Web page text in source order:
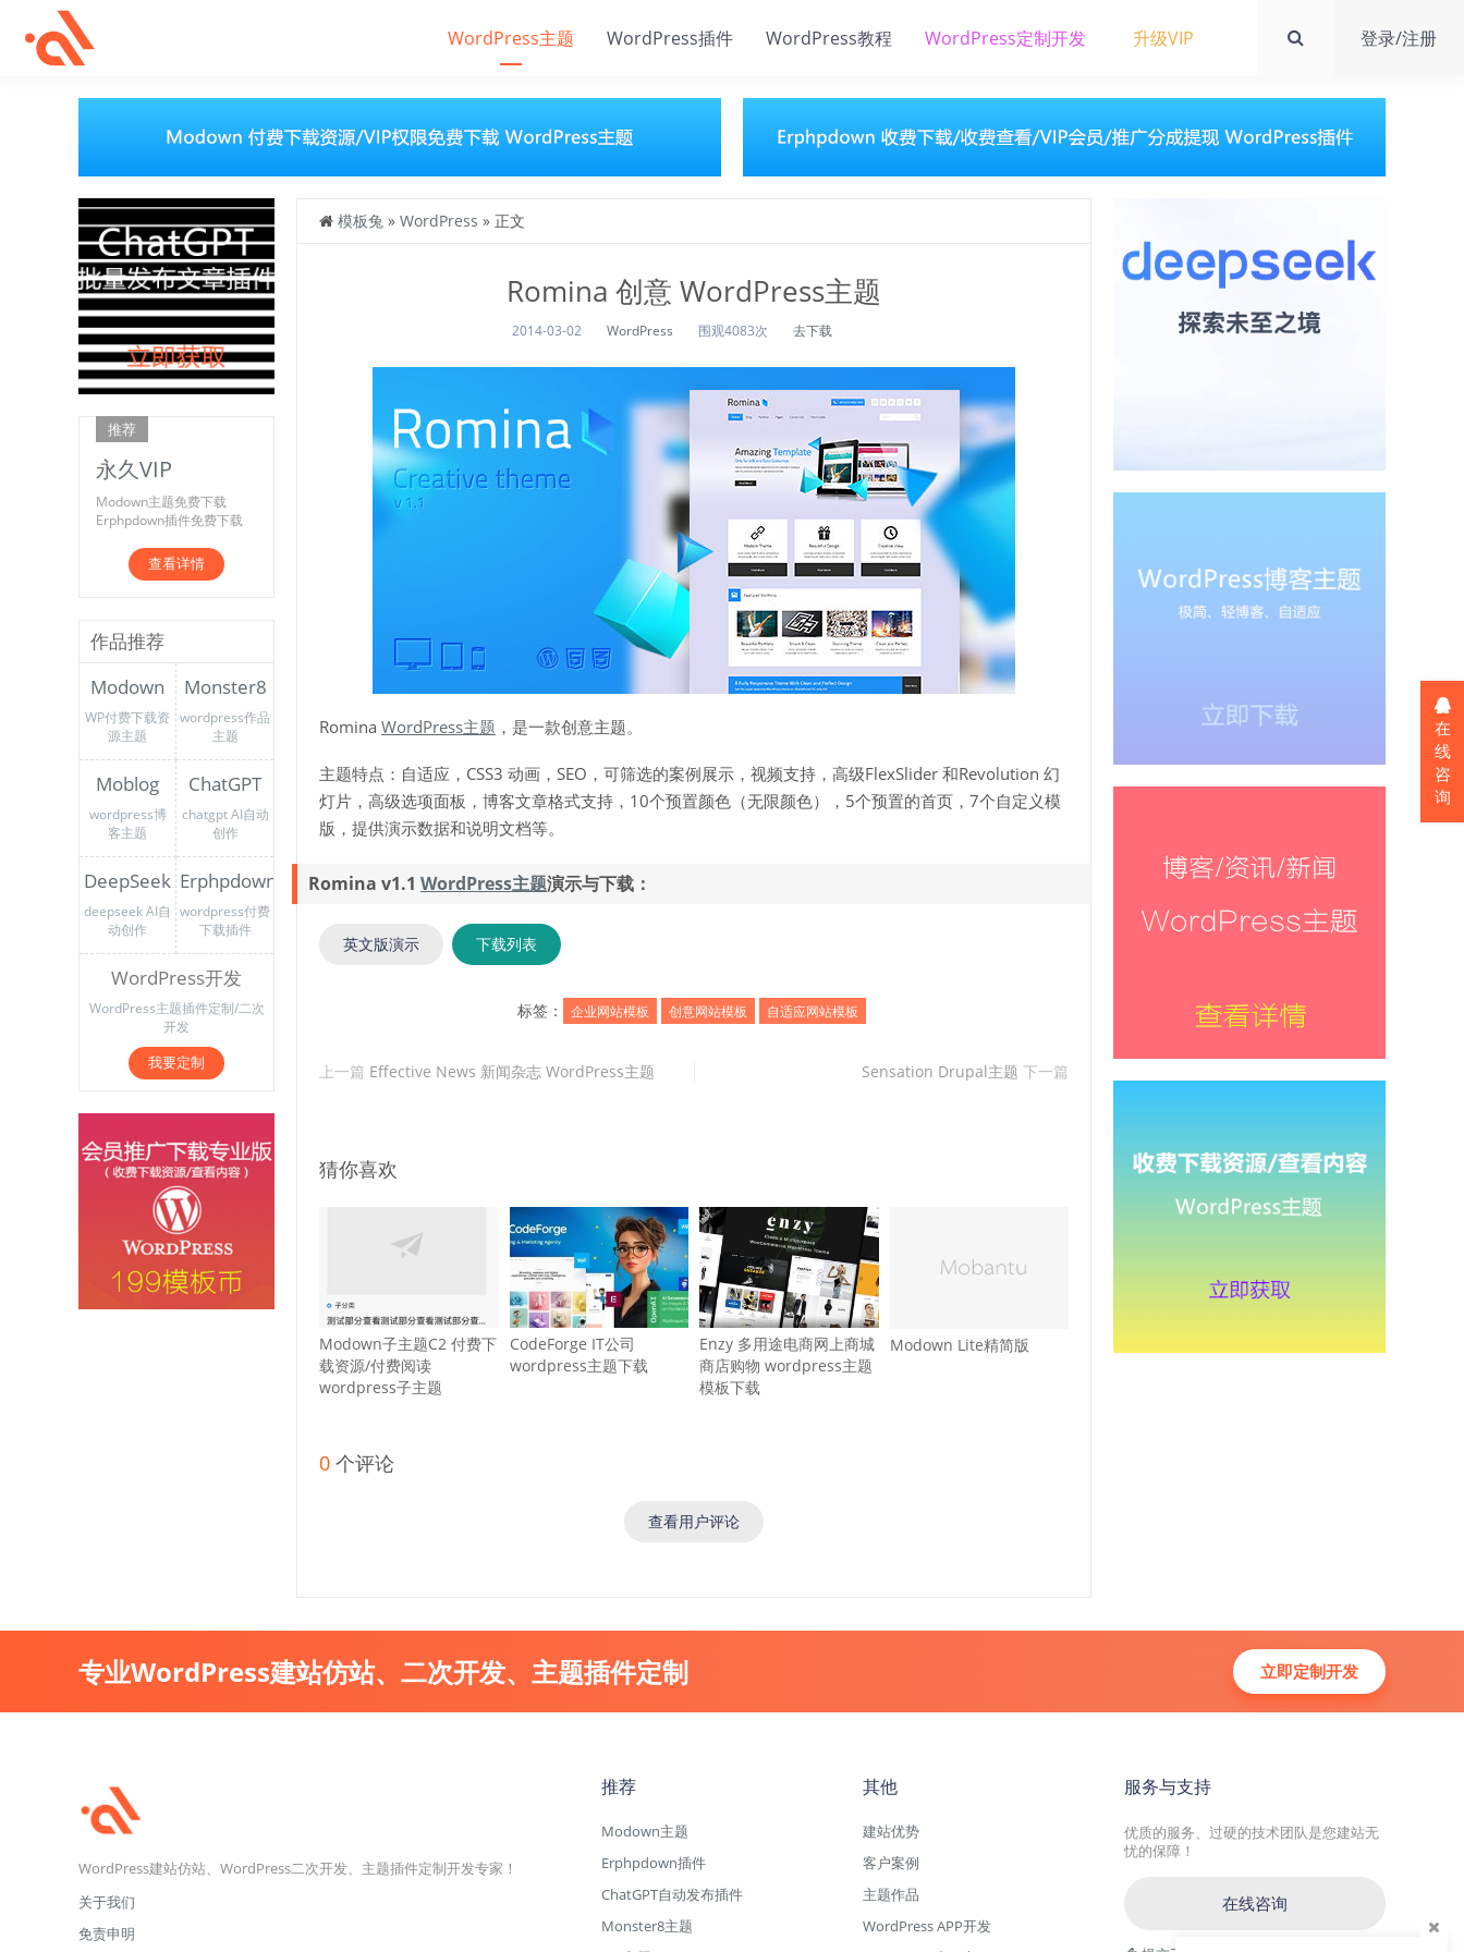
WordPress主题 WordPress插件 WordPress教程 WordPress定制开发 升级VIP 登录/注册
模板兔 » WordPress » 正文
Romina 创意 WordPress主题
2014-03-02 WordPress 围观4083次 去下载
Romina WordPress主题 ，是一款创意主题。
主题特点：自适应，CSS3 动画，SEO，可筛选的案例展示，视频支持，高级FlexSlider 和Revolution 幻
灯片，高级选项面板，博客文章格式支持，10个预置颜色（无限颜色），5个预置的首页，7个自定义模
版，提供演示数据和说明文档等。
Romina v1.1 WordPress主题演示与下载：
英文版演示 下载列表
标签： 企业网站模板 创意网站模板 自适应网站模板
上一篇 Effective News 新闻杂志 WordPress主题 Sensation Drupal主题 下一篇
猜你喜欢
Modown子主题C2 付费下
载资源/付费阅读
wordpress子主题
CodeForge IT公司
wordpress主题下载
Enzy 多用途电商网上商城
商店购物 wordpress主题
模板下载
Modown Lite精简版
0 个评论
查看用户评论
推荐
永久VIP
Modown主题免费下载
Erphpdown插件免费下载
查看详情
作品推荐
Modown
WP付费下载资
源主题
Monster8
wordpress作品
主题
Moblog
wordpress博
客主题
ChatGPT
chatgpt AI自动
创作
DeepSeek
deepseek AI自
动创作
Erphpdown
wordpress付费
下载插件
WordPress开发
WordPress主题插件定制/二次
开发
我要定制
专业WordPress建站仿站、二次开发、主题插件定制 立即定制开发
WordPress建站仿站、WordPress二次开发、主题插件定制开发专家！
关于我们
免责申明
推荐
Modown主题
Erphpdown插件
ChatGPT自动发布插件
Monster8主题
其他
建站优势
客户案例
主题作品
WordPress APP开发
服务与支持
优质的服务、过硬的技术团队是您建站无
忧的保障！
在线咨询
在
线
咨
询